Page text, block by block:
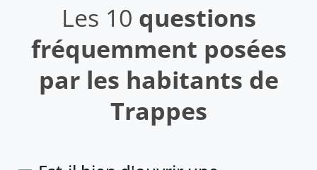
Les 10 questions
fréquemment posées
par les habitants de
Trappes